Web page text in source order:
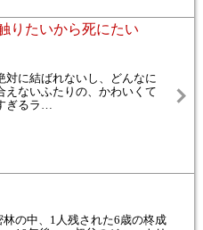
りたいから死にたい
対に結ばれないし、どんなに
えないふたりの、かわいくて
ぎるラ …
林の中、1人残された6歳の柊成